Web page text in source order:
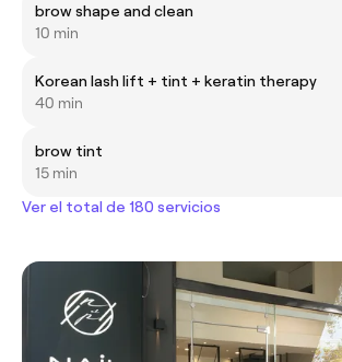
brow shape and clean
10 min
Korean lash lift + tint + keratin therapy
40 min
brow tint
15 min
Ver el total de 180 servicios